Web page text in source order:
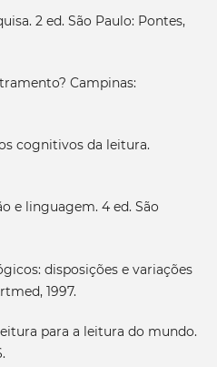
2 ed. São Paulo: Pontes,
Campinas:
cognitivos da leitura.
e linguagem. 4 ed. São
disposições e variações
1997.
para a leitura do mundo.